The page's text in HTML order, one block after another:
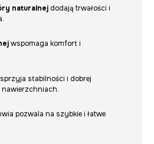
naturalnej dodają trwałości i
wspomaga komfort i
sprzyja stabilności i dobrej
pozwala na szybkie i łatwe